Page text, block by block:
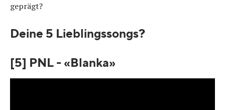
geprägt?
Deine 5 Lieblingssongs?
[5] PNL - «Blanka»